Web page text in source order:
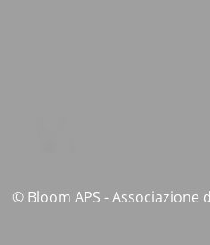
© Bloom APS - Associazione